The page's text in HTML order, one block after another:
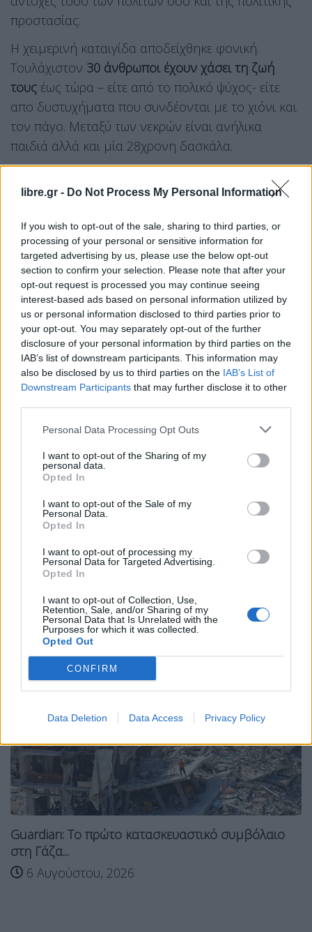
libre.gr - Do Not Process My Personal Information
If you wish to opt-out of the sale, sharing to third parties, or
processing of your personal or sensitive information for
targeted advertising by us, please use the below opt-out
section to confirm your selection. Please note that after your
opt-out request is processed you may continue seeing
interest-based ads based on personal information utilized by
us or personal information disclosed to third parties prior to
your opt-out. You may separately opt-out of the further
disclosure of your personal information by third parties on the
IAB’s list of downstream participants. This information may
also be disclosed by us to third parties on the IAB’s List of
Downstream Participants that may further disclose it to other
Personal Data Processing Opt Outs
I want to opt-out of the Sharing of my
personal data.
Opted In
I want to opt-out of the Sale of my
Personal Data.
Opted In
I want to opt-out of processing my
Personal Data for Targeted Advertising.
Opted In
I want to opt-out of Collection, Use,
Retention, Sale, and/or Sharing of my
Personal Data that Is Unrelated with the
Purposes for which it was collected.
Opted Out
CONFIRM
Data Deletion Data Access Privacy Policy
προστασίας.
Η χειμερινή καταιγίδα αποδείχθηκε φονική.
Τουλάχιστον 30 άνθρωποι έχουν χάσει τη ζωή
τους έως τώρα – είτε από το πολικό ψύχος- είτε
απο δυστυχήματα που συνδέονται με το χιόνι και
τον πάγο. Μεταξύ των νεκρών είναι ανήλικα
παιδιά αλλά και μία 28χρονη δασκάλα.
πάγου. Οι γειτονιές είναι πια απροσπέλαστες.
Τα μέσα μαζικής μεταφοράς έχουν καθηλωθεί και
τα εκχιονιστικά δεν προλαβαίνουν να καθαρίσουν
τους δρόμους.
Χιλιάδες πτήσεις ακυρώθηκαν σε κομβικά
αεροδρόμια θυμίζοντας εποχές κορονοϊού. Οι
θερμοκρασίες έπεσαν σε επικίνδυνα για τη ζωή
επίπεδα καταρρίπτοντας ιστορικά ρεκόρ.
Και με δεκάδες πολιτείες να βρίσκονται σε
σούπερμαρκετ έχουν αδειάσει καθώς ο κόσμος
έσπευσε να εφοδιαστεί με προμήθειες
Facebook Bluesky
Email Copy Link
Σχετικά Άρθρα
Guardian: Το πρώτο κατασκευαστικό συμβόλαιο
στη Γάζα...
6 Αυγούστου, 2026